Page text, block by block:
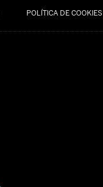
POLÍTICA DE COOKIES